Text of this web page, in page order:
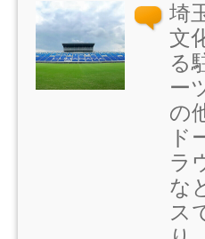
埼
文
る
ー
の
ド
ラ
な
ス